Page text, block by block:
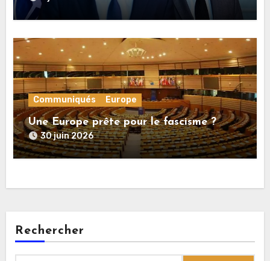
conflit direct avec la Russie
Communiqués Europe
Une Europe prête pour le fascisme ?
30 juin 2026
Rechercher